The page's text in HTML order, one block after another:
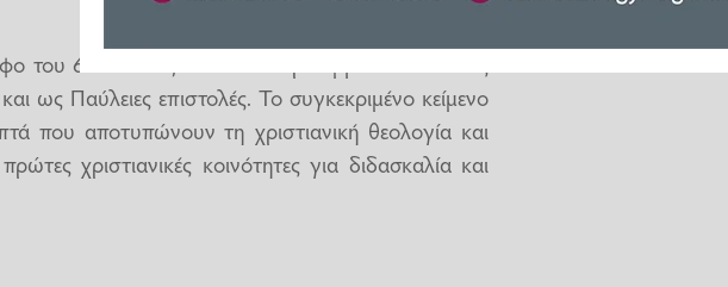
του 6ου αιώνα, το οποίο περιλαμβάνει επιστολές
ως Παύλειες επιστολές. Το συγκεκριμένο κείμενο
που αποτυπώνουν τη χριστιανική θεολογία και
χριστιανικές κοινότητες για διδασκαλία και